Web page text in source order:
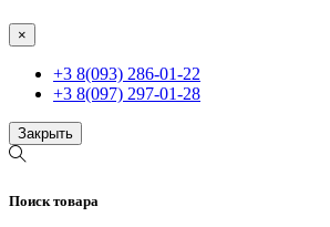
×
+3 8(093) 286-01-22
+3 8(097) 297-01-28
Закрыть
Поиск товара